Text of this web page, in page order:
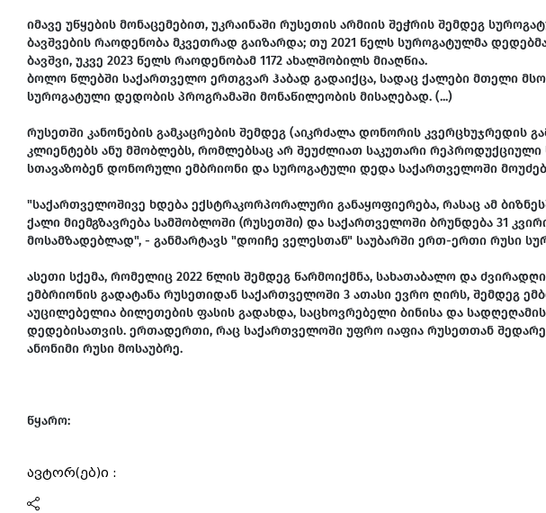
იმავე უწყების მონაცემებით, უკრაინაში რუსეთის არმიის შეჭრის შემდეგ
ბავშვების რაოდენობა მკვეთრად გაიზარდა; თუ 2021 წელს სუროგატულმა
ბავშვი, უკვე 2023 წელს რაოდენობამ 1172 ახალშობილს მიაღწია.
ბოლო წლებში საქართველო ერთგვარ ჰაბად გადაიქცა, სადაც ქალები მთელი
სუროგატული დედობის პროგრამაში მონაწილეობის მისაღებად. (...)
რუსეთში კანონების გამკაცრების შემდეგ (აიკრძალა დონორის კვერცხუჯრედის
კლიენტებს ანუ მშობლებს, რომლებსაც არ შეუძლიათ საკუთარი რეპროდუქციული
სთავაზობენ დონორული ემბრიონი და სუროგატული დედა საქართველოში
"საქართველოშივე ხდება ექსტრაკორპორალური განაყოფიერება, რასაც ამ
ქალი მიემგზავრება სამშობლოში (რუსეთში) და საქართველოში ბრუნდება 31
მოსამზადებლად", - განმარტავს "დოიჩე ველესთან" საუბარში ერთ-ერთი რუსი
ასეთი სქემა, რომელიც 2022 წლის შემდეგ წარმოიქმნა, სახათაბალო და
ემბრიონის გადატანა რუსეთიდან საქართველოში 3 ათასი ევრო ღირს, შემდეგ
აუცილებელია ბილეთების ფასის გადახდა, საცხოვრებელი ბინისა და
დედებისათვის. ერთადერთი, რაც საქართველოში უფრო იაფია რუსეთთან
ანონიმი რუსი მოსაუბრე.
წყარო:
ავტორ(ებ)ი :